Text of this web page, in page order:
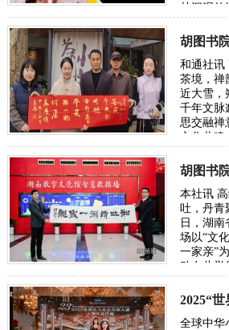
甘沉泥
与现代
和通社讯
茶境，禅
近大雪，
千年文脉
思交融禅
文化共
式入驻
本社讯
吐，丹青
日，湖
场以“文
一家亲”
动在此举
吐情深一
全球中华